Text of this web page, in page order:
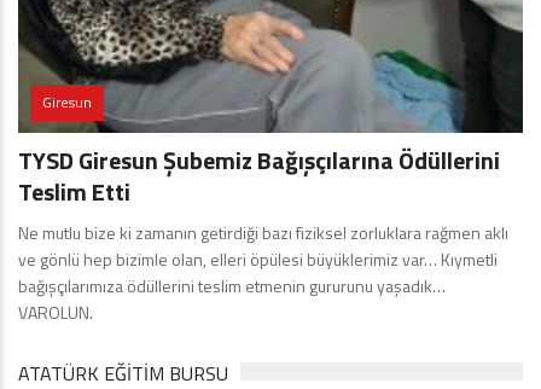
Giresun
TYSD Giresun Şubemiz Bağışçılarına Ödüllerini
Teslim Etti
Ne mutlu bize ki zamanın getirdiği bazı fiziksel zorluklara rağmen aklı
ve gönlü hep bizimle olan, elleri öpülesi büyüklerimiz var… Kıymetli
bağışçılarımıza ödüllerini teslim etmenin gururunu yaşadık…
VAROLUN.
ATATÜRK EĞITIM BURSU